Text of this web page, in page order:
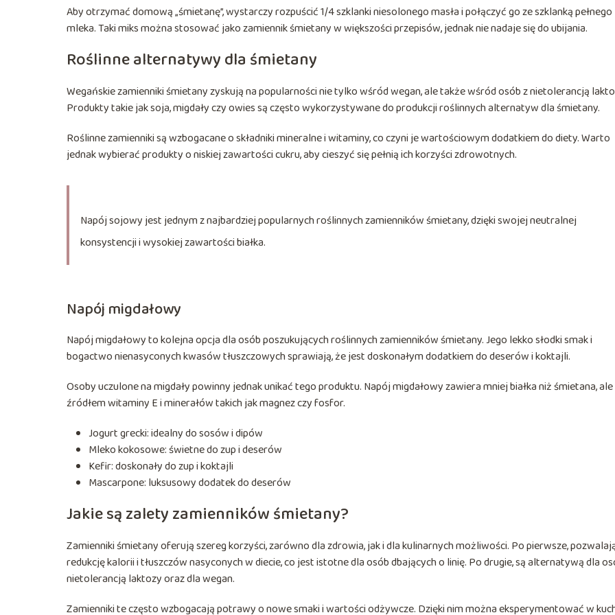
Aby otrzymać domową „śmietanę”, wystarczy rozpuścić 1/4 szklanki niesolonego masła i połączyć go ze szklanką pełnego
mleka. Taki miks można stosować jako zamiennik śmietany w większości przepisów, jednak nie nadaje się do ubijania.
Roślinne alternatywy dla śmietany
Wegańskie zamienniki śmietany zyskują na popularności nie tylko wśród wegan, ale także wśród osób z nietolerancją
Produkty takie jak soja, migdały czy owies są często wykorzystywane do produkcji roślinnych alternatyw dla śmietany.
Roślinne zamienniki są wzbogacane o składniki mineralne i witaminy, co czyni je wartościowym dodatkiem do diety. Warto
jednak wybierać produkty o niskiej zawartości cukru, aby cieszyć się pełnią ich korzyści zdrowotnych.
Napój sojowy jest jednym z najbardziej popularnych roślinnych zamienników śmietany, dzięki swojej neutralnej
konsystencji i wysokiej zawartości białka.
Napój migdałowy
Napój migdałowy to kolejna opcja dla osób poszukujących roślinnych zamienników śmietany. Jego lekko słodki smak i
bogactwo nienasyconych kwasów tłuszczowych sprawiają, że jest doskonałym dodatkiem do deserów i koktajli.
Osoby uczulone na migdały powinny jednak unikać tego produktu. Napój migdałowy zawiera mniej białka niż śmietana,
źródłem witaminy E i minerałów takich jak magnez czy fosfor.
Jogurt grecki: idealny do sosów i dipów
Mleko kokosowe: świetne do zup i deserów
Kefir: doskonały do zup i koktajli
Mascarpone: luksusowy dodatek do deserów
Jakie są zalety zamienników śmietany?
Zamienniki śmietany oferują szereg korzyści, zarówno dla zdrowia, jak i dla kulinarnych możliwości. Po pierwsze,
redukcję kalorii i tłuszczów nasyconych w diecie, co jest istotne dla osób dbających o linię. Po drugie, są alternatywą dla
nietolerancją laktozy oraz dla wegan.
Zamienniki te często wzbogacają potrawy o nowe smaki i wartości odżywcze. Dzięki nim można eksperymentować w